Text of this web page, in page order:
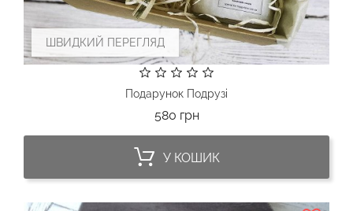
ШВИДКИЙ ПЕРЕГЛЯД
Подарунок Подрузі
580 грнЦіна
У КОШИК